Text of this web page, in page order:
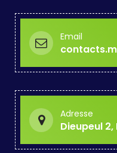
Email
Adresse
Dieupeul